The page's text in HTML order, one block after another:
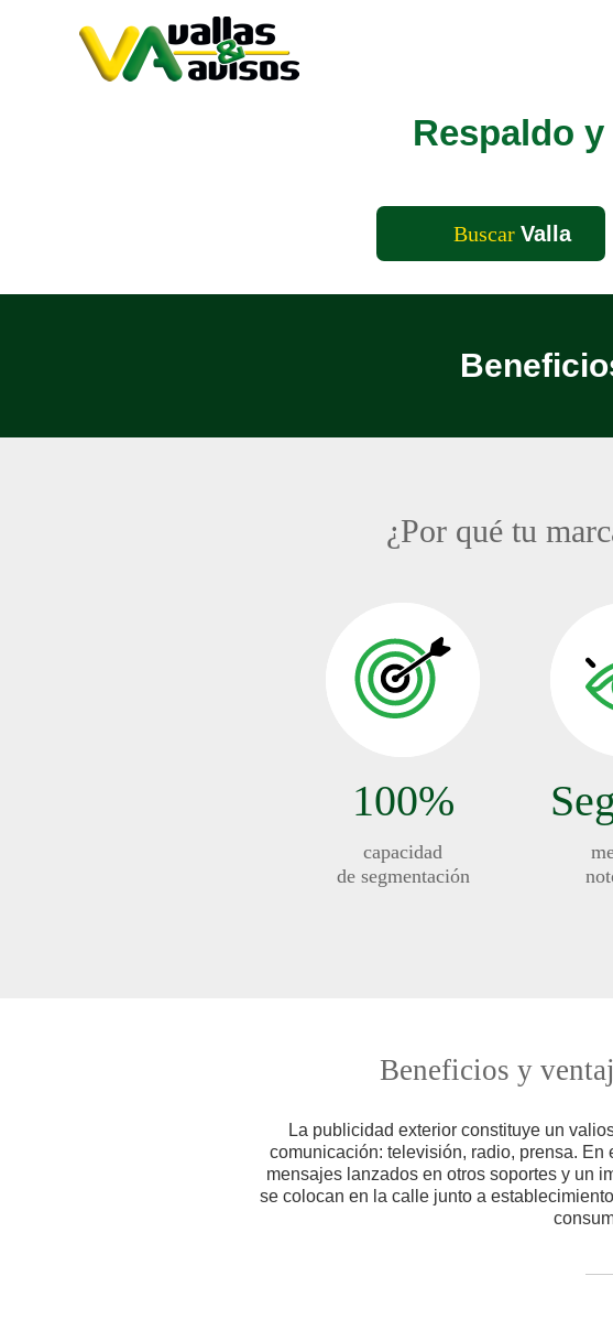
Respaldo
Buscar Valla
¿Por qué tu
100%
capacidad
de segmentación
Beneficios y
La publicidad exterior constituye un
comunicación: televisión, radio, prensa.
mensajes lanzados en otros soportes y un
se colocan en la calle junto a